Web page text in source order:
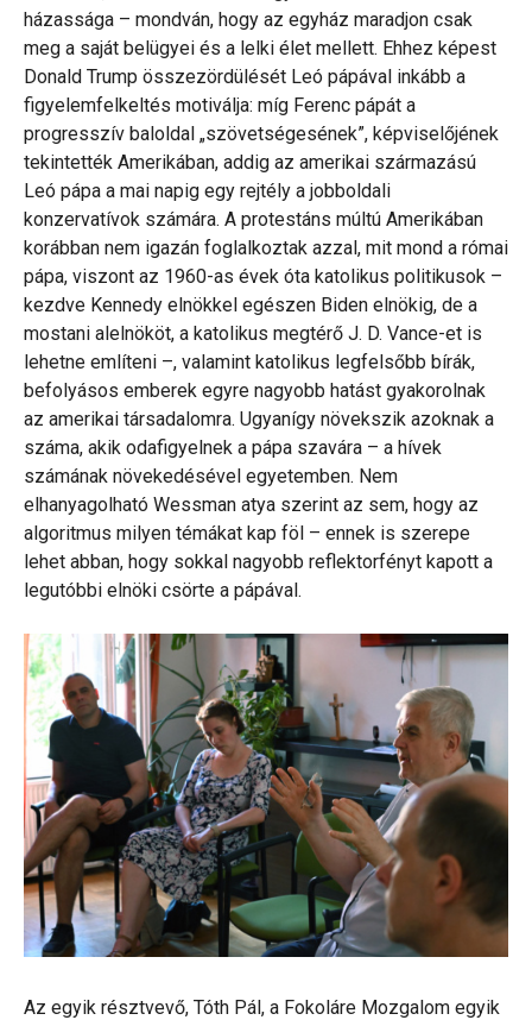
házassága – mondván, hogy az egyház maradjon csak
meg a saját belügyei és a lelki élet mellett. Ehhez képest
Donald Trump összezördülését Leó pápával inkább a
figyelemfelkeltés motiválja: míg Ferenc pápát a
progresszív baloldal „szövetségesének”, képviselőjének
tekintették Amerikában, addig az amerikai származású
Leó pápa a mai napig egy rejtély a jobboldali
konzervatívok számára. A protestáns múltú Amerikában
korábban nem igazán foglalkoztak azzal, mit mond a római
pápa, viszont az 1960-as évek óta katolikus politikusok –
kezdve Kennedy elnökkel egészen Biden elnökig, de a
mostani alelnököt, a katolikus megtérő J. D. Vance-et is
lehetne említeni –, valamint katolikus legfelsőbb bírák,
befolyásos emberek egyre nagyobb hatást gyakorolnak
az amerikai társadalomra. Ugyanígy növekszik azoknak a
száma, akik odafigyelnek a pápa szavára – a hívek
számának növekedésével egyetemben. Nem
elhanyagolható Wessman atya szerint az sem, hogy az
algoritmus milyen témákat kap föl – ennek is szerepe
lehet abban, hogy sokkal nagyobb reflektorfényt kapott a
legutóbbi elnöki csörte a pápával.
Az egyik résztvevő, Tóth Pál, a Fokoláre Mozgalom egyik